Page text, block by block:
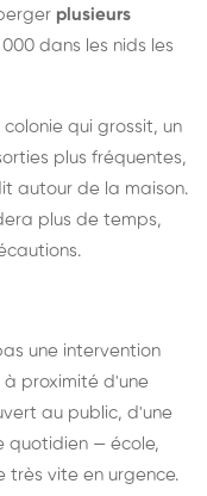
plusieurs
dans les nids les
qui grossit, un
plus fréquentes,
autour de la maison.
plus de temps,
une intervention
à proximité d'une
au public, d'une
quotidien — école,
très vite en urgence.